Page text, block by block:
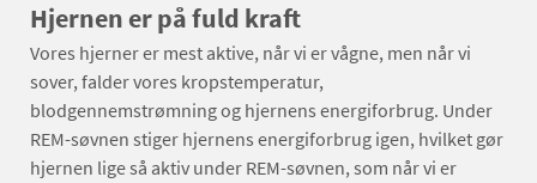
Hjernen er på fuld kraft
Vores hjerner er mest aktive, når vi er vågne, men når vi
sover, falder vores kropstemperatur,
blodgennemstrømning og hjernens energiforbrug. Under
REM-søvnen stiger hjernens energiforbrug igen, hvilket gør
hjernen lige så aktiv under REM-søvnen, som når vi er